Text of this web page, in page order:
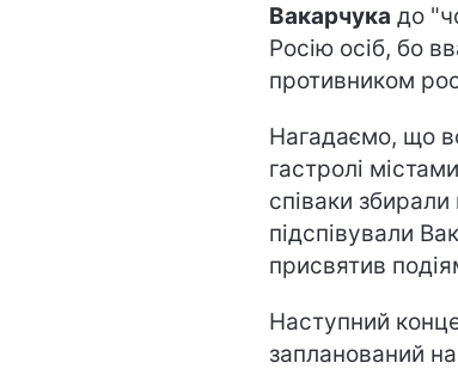
Вакарчука до
Росію осіб, бо
противником
Нагадаємо, що
гастролі
співаки
підспівували
присвятив
Наступний
запланований